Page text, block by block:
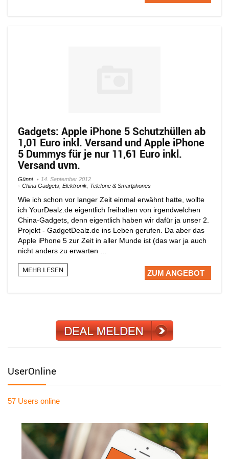
Gadgets: Apple iPhone 5 Schutzhüllen ab
1,01 Euro inkl. Versand und Apple iPhone
5 Dummys für je nur 11,61 Euro inkl.
Versand uvm.
Günni
14. September 2012
China Gadgets Elektronik Telefone & Smartphones
Wie ich schon vor langer Zeit einmal erwähnt hatte, wollte
ich YourDealz.de eigentlich freihalten von irgendwelchen
China-Gadgets, denn eigentlich haben wir dafür ja unser 2.
Projekt - GadgetDealz.de ins Leben gerufen. Da aber das
Apple iPhone 5 zur Zeit in aller Munde ist (das war ja auch
nicht anders zu erwarten ...
MEHR LESEN ZUM ANGEBOT
UserOnline
57 Users online